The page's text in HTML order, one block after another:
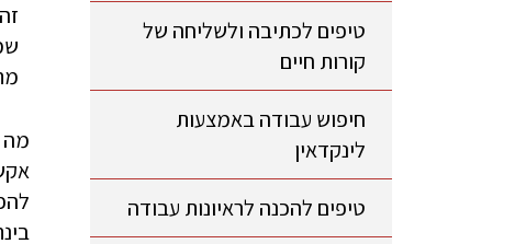
מה
טיפים לכתיבה ולשליחה של
קורות חיים
חיפוש עבודה באמצעות
לינקדאין
טיפים להכנה לראיונות עבודה